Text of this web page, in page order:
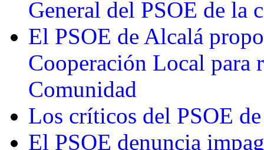
General del PSOE de la
El PSOE de Alcalá
Cooperación Local para
Comunidad
Los críticos del PSOE
El PSOE denuncia